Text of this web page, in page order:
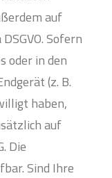
auf
Sofern
oder in den
(z. B.
haben,
auf
Die
Sind Ihre